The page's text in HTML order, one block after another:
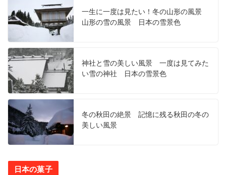
一生に一度は見たい！冬の山形の風景
山形の雪の風景 日本の雪景色
神社と雪の美しい風景 一度は見てみた
い雪の神社 日本の雪景色
冬の秋田の絶景 記憶に残る秋田の冬の
美しい風景
日本の菓子